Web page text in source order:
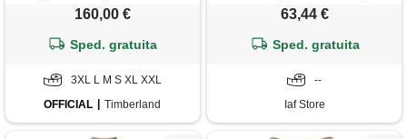
da uomo in giallo, uomo,
160,00 €
Sped. gratuita
3XL L M S XL XXL
OFFICIAL
Timberland
brown xl
63,44 €
Sped. gratuita
--
Iaf Store